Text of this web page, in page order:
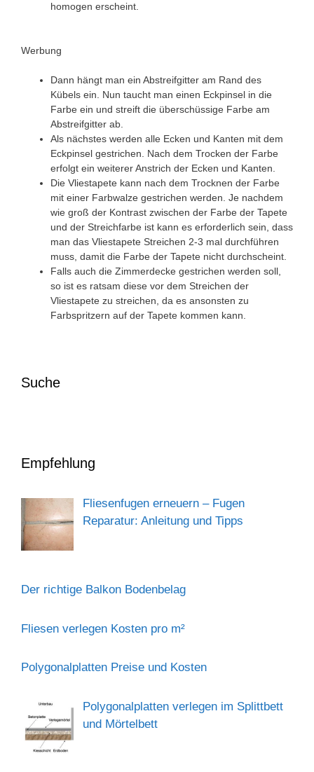
homogen erscheint.
Werbung
Dann hängt man ein Abstreifgitter am Rand des
Kübels ein. Nun taucht man einen Eckpinsel in die
Farbe ein und streift die überschüssige Farbe am
Abstreifgitter ab.
Als nächstes werden alle Ecken und Kanten mit dem
Eckpinsel gestrichen. Nach dem Trocken der Farbe
erfolgt ein weiterer Anstrich der Ecken und Kanten.
Die Vliestapete kann nach dem Trocknen der Farbe
mit einer Farbwalze gestrichen werden. Je nachdem
wie groß der Kontrast zwischen der Farbe der Tapete
und der Streichfarbe ist kann es erforderlich sein, dass
man das Vliestapete Streichen 2-3 mal durchführen
muss, damit die Farbe der Tapete nicht durchscheint.
Falls auch die Zimmerdecke gestrichen werden soll,
so ist es ratsam diese vor dem Streichen der
Vliestapete zu streichen, da es ansonsten zu
Farbspritzern auf der Tapete kommen kann.
Suche
Empfehlung
Fliesenfugen erneuern – Fugen
Reparatur: Anleitung und Tipps
Der richtige Balkon Bodenbelag
Fliesen verlegen Kosten pro m²
Polygonalplatten Preise und Kosten
Polygonalplatten verlegen im Splittbett
und Mörtelbett